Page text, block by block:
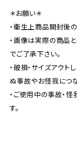
＊お願い＊
・衛生上商品開封後
・画像は実際の商品
でご了承下さい。
・破損・サイズアウト
ぬ事故やお怪我につ
・ご使用中の事故・
す。